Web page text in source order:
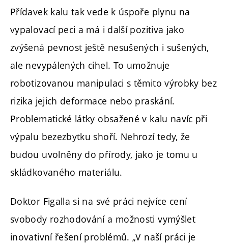
Přídavek kalu tak vede k úspoře plynu na
vypalovací peci a má i další pozitiva jako
zvýšená pevnost ještě nesušených i sušených,
ale nevypálených cihel. To umožnuje
robotizovanou manipulaci s těmito výrobky bez
rizika jejich deformace nebo praskání.
Problematické látky obsažené v kalu navíc při
výpalu bezezbytku shoří. Nehrozí tedy, že
budou uvolněny do přírody, jako je tomu u
skládkovaného materiálu.
Doktor Figalla si na své práci nejvíce cení
svobody rozhodování a možnosti vymýšlet
inovativní řešení problémů. „V naší práci je